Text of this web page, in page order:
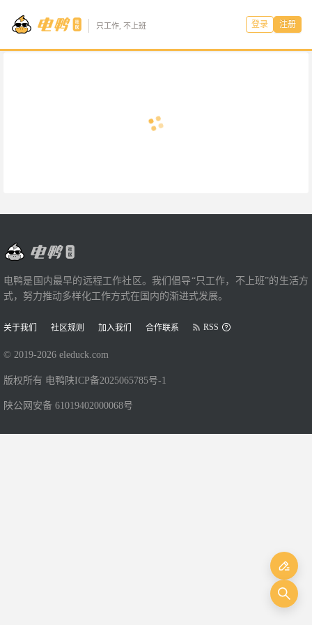
只工作, 不上班 登录 注册
电鸭是国内最早的远程工作社区。我们倡导“只工作，不上班”的生活方
式，努力推动多样化工作方式在国内的渐进式发展。
关于我们 社区规则 加入我们 合作联系 RSS
© 2019-2026 eleduck.com
版权所有 电鸭 陕ICP备2025065785号-1
陕公网安备 61019402000068号